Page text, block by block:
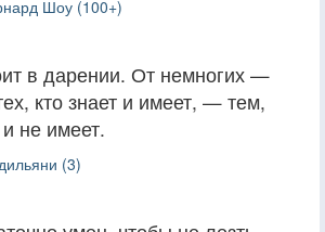
Шоу (100+)
в дарении. От немногих —
кто знает и имеет, — тем,
и не имеет.
(3)